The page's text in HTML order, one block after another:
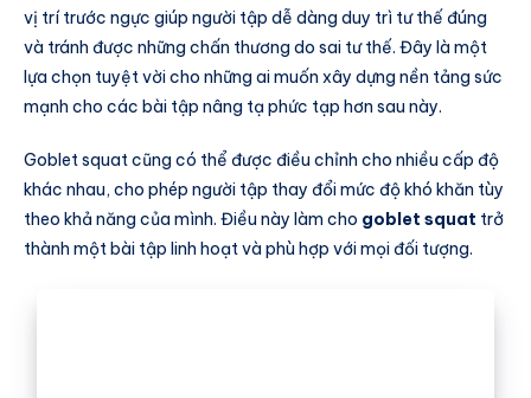
vị trí trước ngực giúp người tập dễ dàng duy trì tư thế đúng
và tránh được những chấn thương do sai tư thế. Đây là một
lựa chọn tuyệt vời cho những ai muốn xây dựng nền tảng sức
mạnh cho các bài tập nâng tạ phức tạp hơn sau này.
Goblet squat cũng có thể được điều chỉnh cho nhiều cấp độ
khác nhau, cho phép người tập thay đổi mức độ khó khăn tùy
theo khả năng của mình. Điều này làm cho goblet squat trở
thành một bài tập linh hoạt và phù hợp với mọi đối tượng.